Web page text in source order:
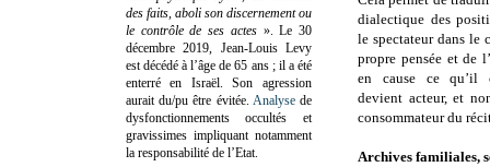
dialectique des
le spectateur dans le
propre pensée et de
en cause ce qu’il
devient acteur, et
consommateur du
Archives familiales,
des faits, aboli son discernement ou
le contrôle de ses actes». Le 30
décembre 2019, Jean-Louis Levy
est décédé à l’âge de 65 ans ; il a été
enterré en Israël. Son agression
aurait du/pu être évitée. Analysede
dysfonctionnements occultés et
gravissimes impliquant notamment
la responsabilité de l’Etat.